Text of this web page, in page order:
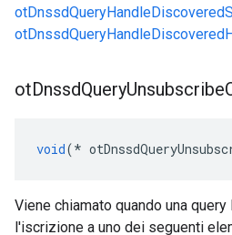
otDnssdQueryUnsubscribe
void(*
Viene chiamato quando una query
l'iscrizione a uno dei seguenti